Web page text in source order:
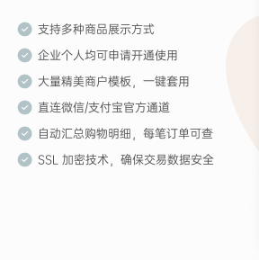
支持多种商品展示方式
企业个人均可申请开通使用
大量精美商户模板，一键套用
直连微信/支付宝官方通道
自动汇总购物明细，每笔订单可查
SSL 加密技术，确保交易数据安全